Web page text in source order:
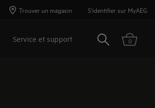
Trouver un magasin S'identifier sur MyAEG
Service et support Rechercher
0